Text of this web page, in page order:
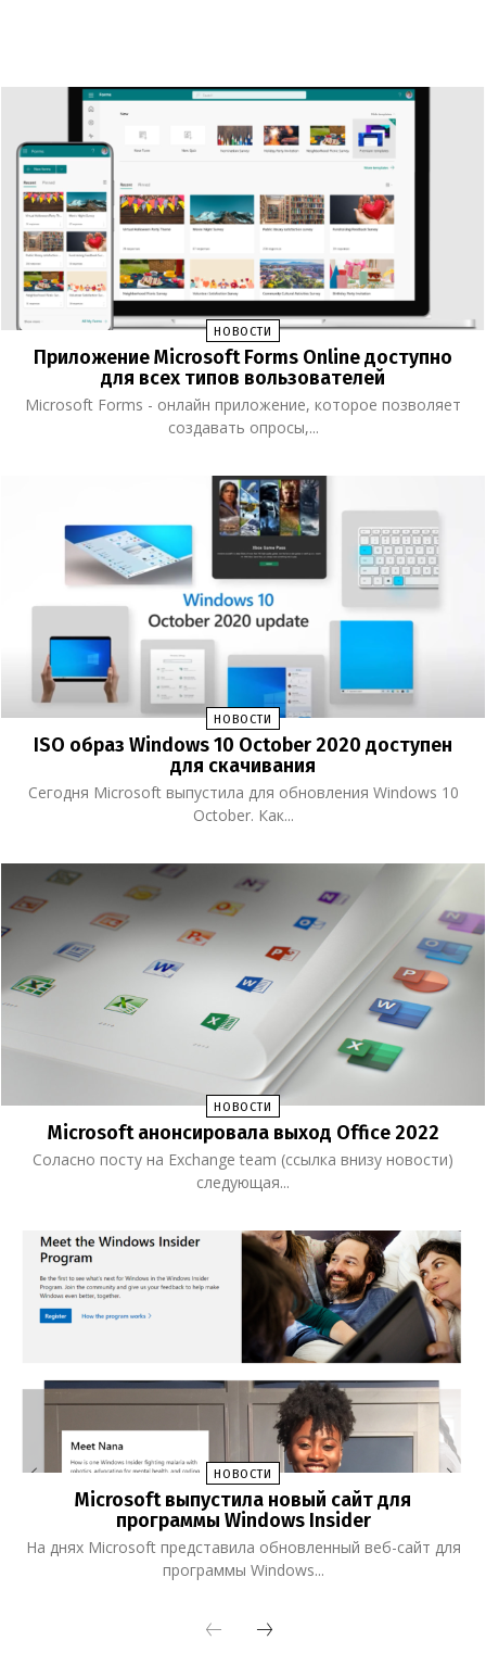
НОВОСТИ
Приложение Microsoft Forms Online доступно
для всех типов вользователей
Microsoft Forms - онлайн приложение, которое позволяет
создавать опросы,...
НОВОСТИ
ISO образ Windows 10 October 2020 доступен
для скачивания
Сегодня Microsoft выпустила для обновления Windows 10
October. Как...
НОВОСТИ
Microsoft анонсировала выход Office 2022
Соласно посту на Exchange team (ссылка внизу новости)
следующая...
НОВОСТИ
Microsoft выпустила новый сайт для
программы Windows Insider
На днях Microsoft представила обновленный веб-сайт для
программы Windows...